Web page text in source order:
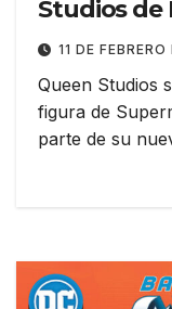
Studios de
11 DE
Queen Studios
figura de
parte de su